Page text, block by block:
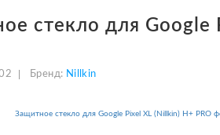
стекло для Google
Бренд: Nillkin